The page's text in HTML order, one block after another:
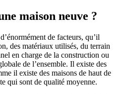
maison neuve ?
de facteurs, qu’il
des matériaux utilisés, du terrain
en charge de la construction ou
de l’ensemble. Il existe des
il existe des maisons de haut de
qui sont de qualité moyenne.